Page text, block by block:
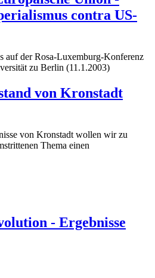
contra US-
auf der Rosa-Luxemburg-Konferenz
zu Berlin (11.1.2003)
von Kronstadt
von Kronstadt wollen wir zu
Thema einen
- Ergebnisse